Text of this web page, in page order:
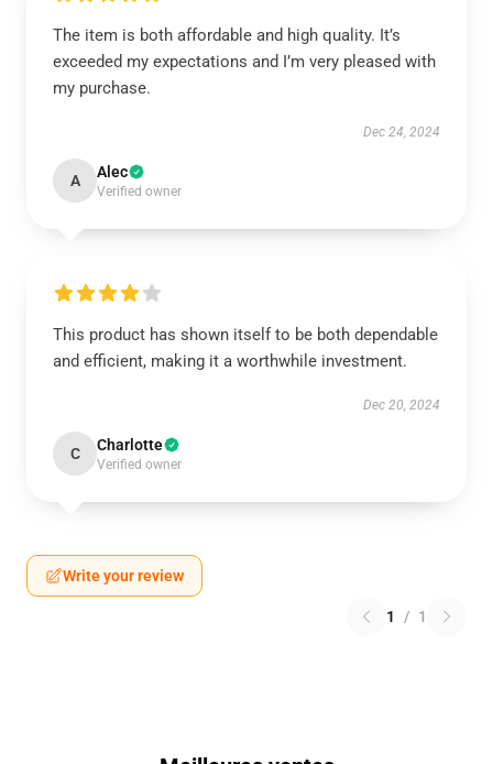
The item is both affordable and high quality. It’s
exceeded my expectations and I’m very pleased with
my purchase.
Dec 24, 2024
A Alec
Verified owner
This product has shown itself to be both dependable
and efficient, making it a worthwhile investment.
Dec 20, 2024
C Charlotte
Verified owner
Write your review
1 / 1